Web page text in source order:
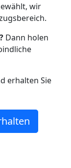
wir
Dann holen
erhalten Sie